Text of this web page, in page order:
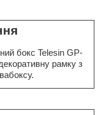
бокс Telesin GP-
рамку з